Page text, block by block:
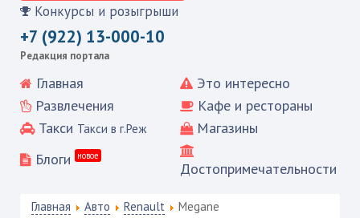
Конкурсы и розыгрыши
+7 (922) 13-000-10
Редакция портала
Главная
Это интересно
Развлечения
Кафе и рестораны
Такси Такси в г.Реж
Магазины
Блоги
новое
Достопримечательности
Главная Авто Renault Megane